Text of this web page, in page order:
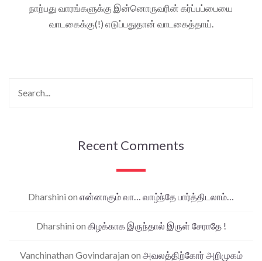
நாற்பது வாரங்களுக்கு இன்னொருவரின் கர்ப்பப்பையை
வாடகைக்கு(!) எடுப்பதுதான் வாடகைத்தாய்.
Recent Comments
Dharshini on என்னாகும் வா… வாழ்ந்தே பார்த்திடலாம்…
Dharshini on கிழக்காக இருந்தால் இருள் சேராதே !
Vanchinathan Govindarajan on அவலத்திற்கோர் அறிமுகம்